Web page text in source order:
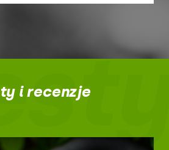
i recenzje